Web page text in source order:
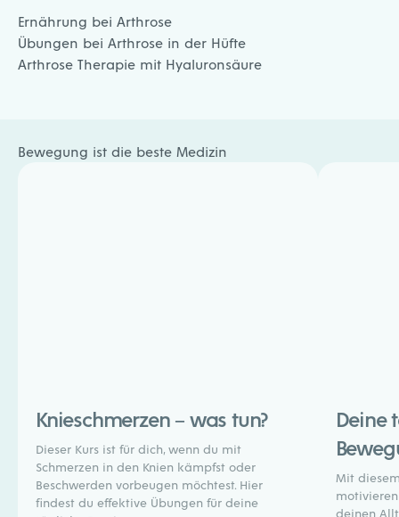
Ernährung bei Arthrose
Übungen bei Arthrose in der Hüfte
Arthrose Therapie mit Hyaluronsäure
Bewegung ist die beste Medizin
Knieschmerzen – was tun?
Dieser Kurs ist für dich, wenn du mit
Schmerzen in den Knien kämpfst oder
Beschwerden vorbeugen möchtest. Hier
findest du effektive Übungen für deine
Deine
Mit
deinen